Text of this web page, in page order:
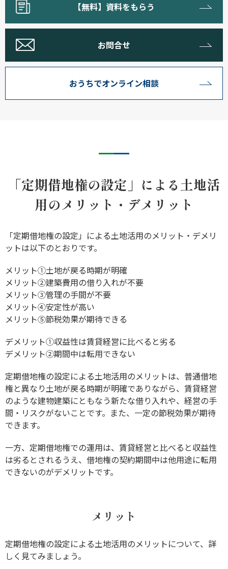
【無料】資料をもらう
お問合せ
おうちでオンライン相談
「定期借地権の設定」による土地活
用のメリット・デメリット
「定期借地権の設定」による土地活用のメリット・デメリ
ットは以下のとおりです。
メリット①土地が戻る時期が明確
メリット②建築費用の借り入れが不要
メリット③管理の手間が不要
メリット④安定性が高い
メリット⑤節税効果が期待できる
デメリット①収益性は賃貸経営に比べると劣る
デメリット②期間中は転用できない
定期借地権の設定による土地活用のメリットは、普通借地
権と異なり土地が戻る時期が明確でありながら、賃貸経営
のような建物建築にともなう新たな借り入れや、経営の手
間・リスクがないことです。また、一定の節税効果が期待
できます。
一方、定期借地権での運用は、賃貸経営と比べると収益性
は劣るとされるうえ、借地権の契約期間中は他用途に転用
できないのがデメリットです。
メリット
定期借地権の設定による土地活用のメリットについて、詳
しく見てみましょう。